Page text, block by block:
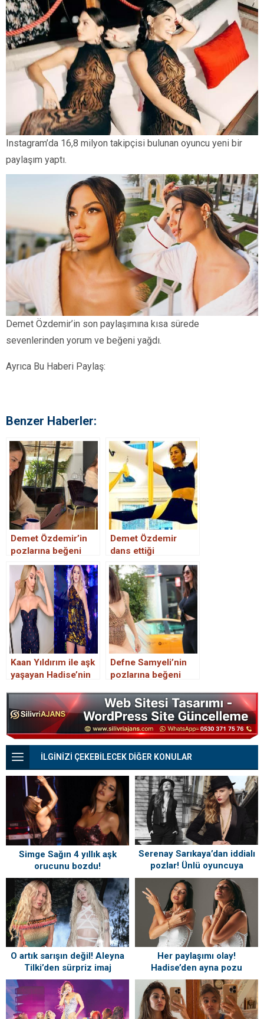
Instagram’da 16,8 milyon takipçisi bulunan oyuncu yeni bir
paylaşım yaptı.
Demet Özdemir’in son paylaşımına kısa sürede
sevenlerinden yorum ve beğeni yağdı.
Ayrıca Bu Haberi Paylaş:
Benzer Haberler:
Demet Özdemir’in
pozlarına beğeni
yağdı
Demet Özdemir
dans ettiği
görüntüleri
paylaşınca beğeniler
yağmur olup yağdı
Kaan Yıldırım ile aşk
yaşayan Hadise’nin
beğeni yağdı!
Defne Samyeli’nin
pozlarına beğeni
İLGİNİZİ ÇEKEBİLECEK DİĞER KONULAR
Simge Sağın 4 yıllık aşk
orucunu bozdu!
‘Sevgilimden’ notuyla paylaştı
Serenay Sarıkaya’dan iddialı
pozlar! Ünlü oyuncuya
beğeni yağdı
O artık sarışın değil! Aleyna
Tilki’den sürpriz imaj
değişikliği: İşte yeni hali
Her paylaşımı olay!
Hadise’den ayna pozu